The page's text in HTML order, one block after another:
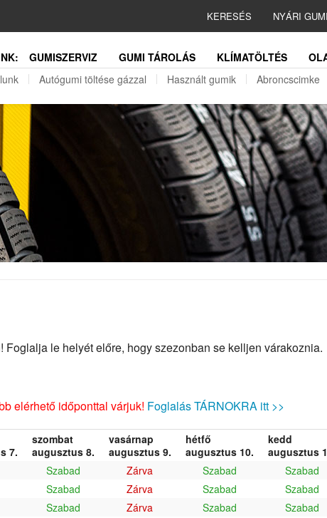
KERESÉS NYÁRI
GUMISZERVIZ GUMI TÁROLÁS KLÍMATÖLTÉS
Autógumi töltése gázzal Használt gumik Abroncscimke
le helyét előre, hogy szezonban se kelljen várakoznia.
elérhető időponttal várjuk! Foglalás TÁRNOKRA itt >>
7.
szombat
augusztus 8.
vasárnap
augusztus 9.
hétfő
augusztus 10.
kedd
augusztus
Szabad Zárva Szabad Szabad
Szabad Zárva Szabad Szabad
Szabad Zárva Szabad Szabad